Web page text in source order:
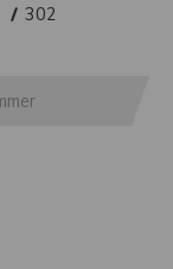
302